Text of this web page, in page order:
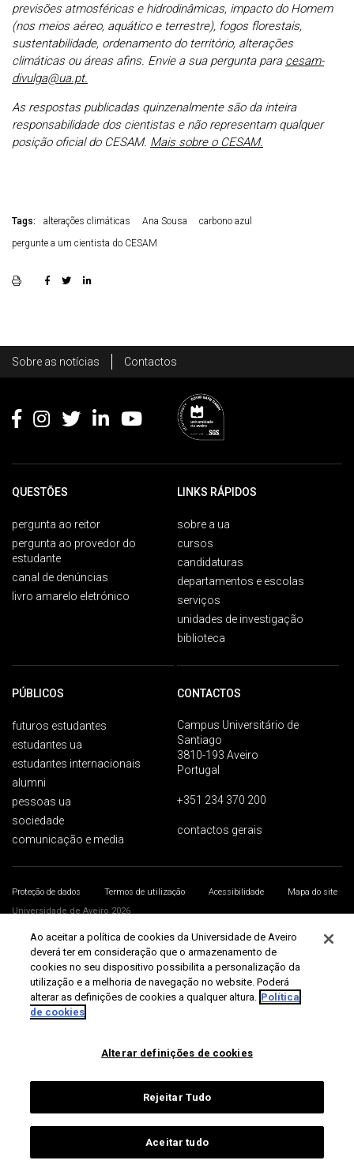
previsões atmosféricas e hidrodinâmicas, impacto do Homem
(nos meios aéreo, aquático e terrestre), fogos florestais,
sustentabilidade, ordenamento do território, alterações
climáticas ou áreas afins. Envie a sua pergunta para cesam-
divulga@ua.pt.
As respostas publicadas quinzenalmente são da inteira
responsabilidade dos cientistas e não representam qualquer
posição oficial do CESAM. Mais sobre o CESAM.
Tags: alterações climáticas Ana Sousa
carbono azul
pergunte a um cientista do CESAM
Footer
Sobre as notícias Contactos
QUESTÕES
pergunta ao reitor
pergunta ao provedor do
estudante
canal de denúncias
livro amarelo eletrónico
LINKS RÁPIDOS
sobre a ua
cursos
candidaturas
departamentos e escolas
serviços
unidades de investigação
biblioteca
PÚBLICOS
futuros estudantes
estudantes ua
estudantes internacionais
alumni
pessoas ua
sociedade
comunicação e media
CONTACTOS
Campus Universitário de
Santiago
3810-193 Aveiro
Portugal
+351 234 370 200
contactos gerais
Proteção de dados Termos de utilização Acessibilidade
Mapa do site
Universidade de Aveiro 2026
Ao aceitar a política de cookies da Universidade de Aveiro
deverá ter em consideração que o armazenamento de
cookies no seu dispositivo possibilita a personalização da
utilização e a melhoria de navegação no website. Poderá
alterar as definições de cookies a qualquer altura. Política
de cookies
Alterar definições de cookies
Rejeitar Tudo
Aceitar tudo